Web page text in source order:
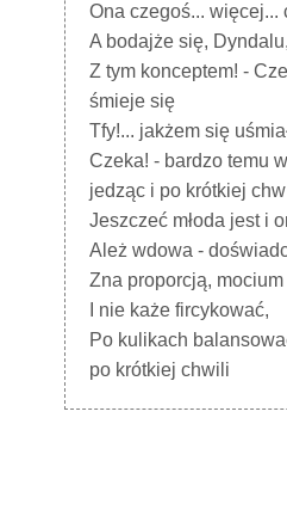
Ona czegoś... więcej...
A bodajże się,
Z tym konceptem! -
śmieje się
Tfy!... jakżem się
Czeka! - bardzo temu
jedząc i po krótkiej
Jeszczeć młoda jest i
Ależ wdowa -
Zna proporcją,
I nie każe fircykować,
Po kulikach
po krótkiej chwili